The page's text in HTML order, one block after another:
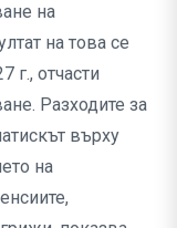
на
на това се
г., отчасти
Разходите за
върху
на